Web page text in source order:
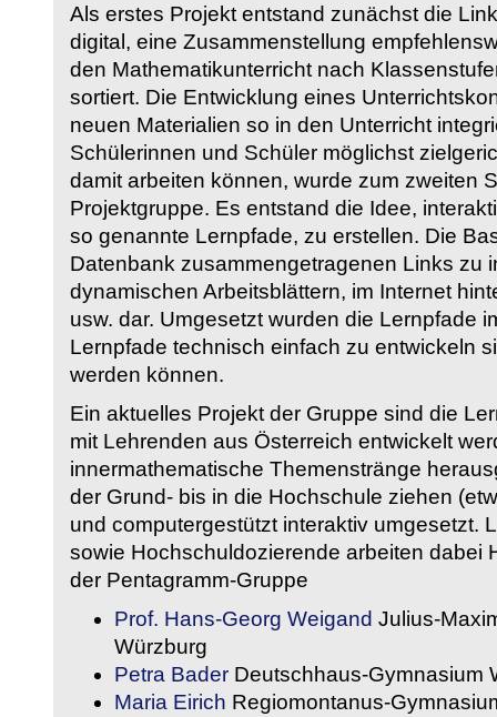
Als erstes Projekt entstand zunächst die
digital, eine Zusammenstellung
den Mathematikunterricht nach
sortiert. Die Entwicklung eines
neuen Materialien so in den Unterricht
Schülerinnen und Schüler möglichst
damit arbeiten können, wurde zum zweiten
Projektgruppe. Es entstand die Idee,
so genannte Lernpfade, zu erstellen. Die
Datenbank zusammengetragenen Links zu
dynamischen Arbeitsblättern, im Internet
usw. dar. Umgesetzt wurden die Lernpfade
Lernpfade technisch einfach zu entwickeln
werden können.
Ein aktuelles Projekt der Gruppe sind die
mit Lehrenden aus Österreich entwickelt
innermathematische Themenstränge
der Grund- bis in die Hochschule ziehen
und computergestützt interaktiv umgesetzt.
sowie Hochschuldozierende arbeiten dabei
der Pentagramm-Gruppe
Prof. Hans-Georg Weigand Julius-
Würzburg
Petra Bader Deutschhaus-Gymnasium
Maria Eirich Regiomontanus-